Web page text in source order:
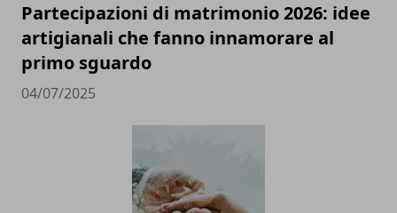
Partecipazioni di matrimonio 2026: idee
artigianali che fanno innamorare al
primo sguardo
04/07/2025